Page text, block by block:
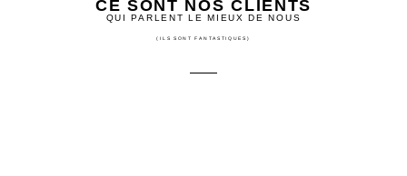
CE SONT NOS CLIENTS
QUI PARLENT LE MIEUX DE NOUS
(ILS SONT FANTASTIQUES)